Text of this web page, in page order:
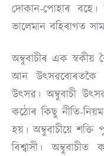
দোকান-পোহাৰ
ভালেমান বহিৰাগত
অম্বুবাচীৰ এক স্বকীয়
আন উৎসৱবোৰতকৈ
উৎসৱ। অম্বুবাচী
কঠোৰ কিছু নীতি-
হয়। অম্বুবাচীয়ে শক্তি
বিশ্বাসী।